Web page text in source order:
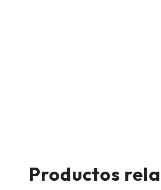
Productos